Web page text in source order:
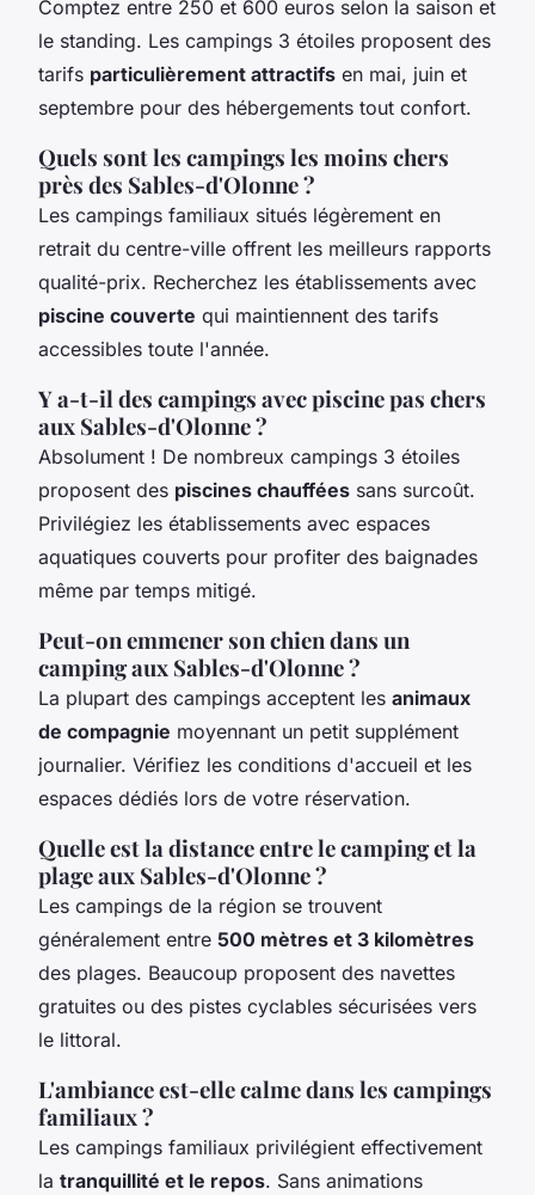
Comptez entre 250 et 600 euros selon la saison et
le standing. Les campings 3 étoiles proposent des
tarifs particulièrement attractifs en mai, juin et
septembre pour des hébergements tout confort.
Quels sont les campings les moins chers
près des Sables-d'Olonne ?
Les campings familiaux situés légèrement en
retrait du centre-ville offrent les meilleurs rapports
qualité-prix. Recherchez les établissements avec
piscine couverte qui maintiennent des tarifs
accessibles toute l'année.
Y a-t-il des campings avec piscine pas chers
aux Sables-d'Olonne ?
Absolument ! De nombreux campings 3 étoiles
proposent des piscines chauffées sans surcoût.
Privilégiez les établissements avec espaces
aquatiques couverts pour profiter des baignades
même par temps mitigé.
Peut-on emmener son chien dans un
camping aux Sables-d'Olonne ?
La plupart des campings acceptent les animaux
de compagnie moyennant un petit supplément
journalier. Vérifiez les conditions d'accueil et les
espaces dédiés lors de votre réservation.
Quelle est la distance entre le camping et la
plage aux Sables-d'Olonne ?
Les campings de la région se trouvent
généralement entre 500 mètres et 3 kilomètres
des plages. Beaucoup proposent des navettes
gratuites ou des pistes cyclables sécurisées vers
le littoral.
L'ambiance est-elle calme dans les campings
familiaux ?
Les campings familiaux privilégient effectivement
la tranquillité et le repos. Sans animations